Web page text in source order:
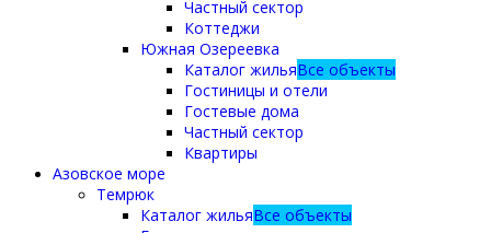
Частный сектор
Коттеджи
Южная Озереевка
Каталог жильяВсе объекты
Гостиницы и отели
Гостевые дома
Частный сектор
Квартиры
Азовское море
Темрюк
Каталог жильяВсе объекты